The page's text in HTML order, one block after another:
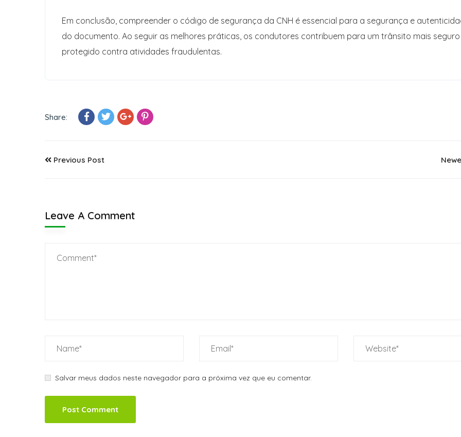
Em conclusão, compreender o código de segurança da CNH é essencial para a segurança e
do documento. Ao seguir as melhores práticas, os condutores contribuem para um trânsito mais
protegido contra atividades fraudulentas.
Share:
Previous Post
Leave A Comment
Salvar meus dados neste navegador para a próxima vez que eu comentar.